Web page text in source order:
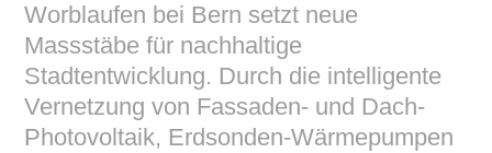
Worblaufen bei Bern setzt neue
Massstäbe für nachhaltige
Stadtentwicklung. Durch die intelligente
Vernetzung von Fassaden- und Dach-
Photovoltaik, Erdsonden-Wärmepumpen